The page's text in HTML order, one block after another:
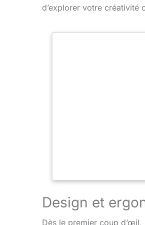
d’explorer votre créativité
Design et
Dès le premier coup d’œil,